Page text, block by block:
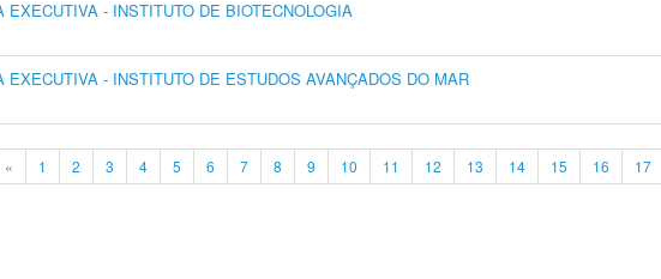
EXECUTIVA - INSTITUTO DE BIOTECNOLOGIA
EXECUTIVA - INSTITUTO DE ESTUDOS AVANÇADOS DO MAR
« 1 2 3 4 5 6 7 8 9 10 11 12 13 14 15 16 17